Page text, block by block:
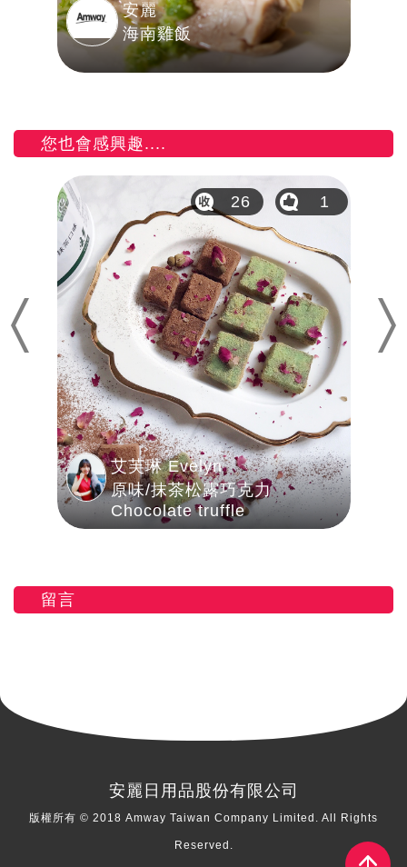
安麗
海南雞飯
您也會感興趣....
Previous
艾芙琳 Evelyn
原味/抹茶松露巧克力
Chocolate truffle
26 1
Next
留言
安麗日用品股份有限公司
版權所有 © 2018 Amway Taiwan Company Limited. All Rights
Reserved.